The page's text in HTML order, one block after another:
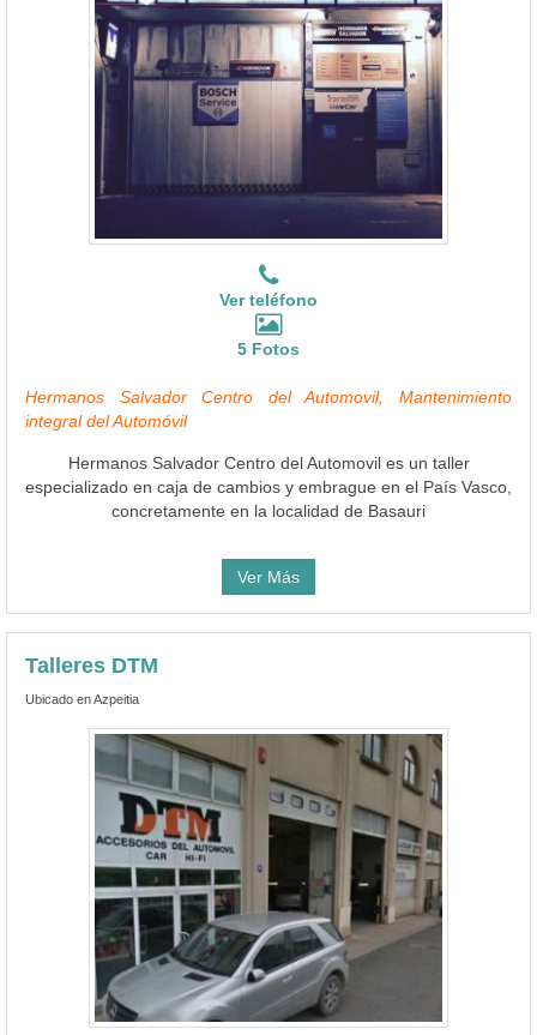
Ver teléfono
5 Fotos
Hermanos Salvador Centro del Automovil, Mantenimiento
integral del Automóvil
Hermanos Salvador Centro del Automovil es un taller
especializado en caja de cambios y embrague en el País Vasco,
concretamente en la localidad de Basauri
Ver Más
Talleres DTM
Ubicado en Azpeitia